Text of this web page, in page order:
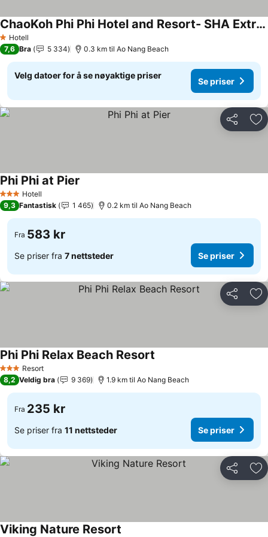
1 Stjerner
Hotell
ChaoKoh Phi Phi Hotel and Resort- SHA Extra Plus
Se priser
7,6 Bra 5 334 0.3 km til Ao Nang Beach
Velg datoer for å se nøyaktige priser
Se priser
Del
3 StjernerHotell
Phi Phi at Pier
9,3 Fantastisk 1 465 0.2 km til Ao Nang Beach
Fra 583 kr
Se priser fra 7 nettsteder Se priser
Del
3 StjernerResort
Phi Phi Relax Beach Resort
8,2 Veldig bra 9 369 1.9 km til Ao Nang Beach
Fra 235 kr
Se priser fra 11 nettsteder Se priser
Del
Viking Nature Resort